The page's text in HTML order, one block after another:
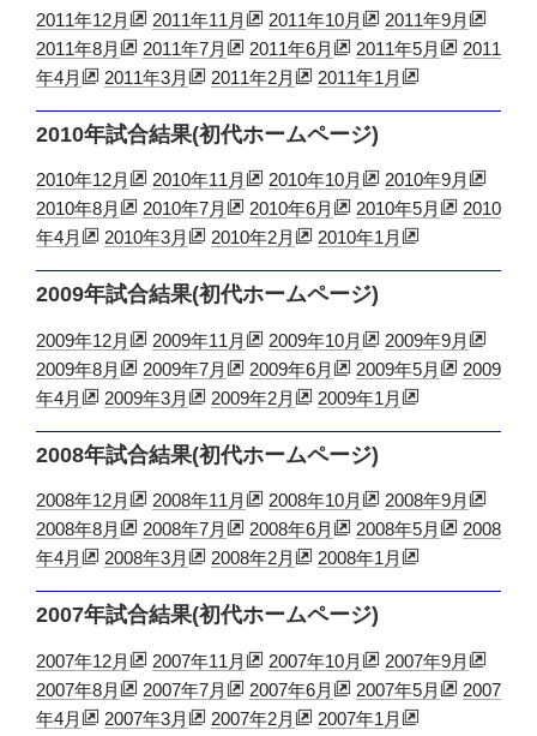
2011年12月 2011年11月 2011年10月
2011年9月
2011年8月
2011年7月 2011年6月 2011年5月
2011
年4月
2011年3月 2011年2月 2011年1月
2010年試合結果(初代ホームページ)
2010年12月 2010年11月 2010年10月
2010年9月
2010年8月
2010年7月 2010年6月 2010年5月
2010
年4月
2010年3月 2010年2月 2010年1月
2009年試合結果(初代ホームページ)
2009年12月 2009年11月 2009年10月
2009年9月
2009年8月
2009年7月 2009年6月 2009年5月
2009
年4月
2009年3月 2009年2月 2009年1月
2008年試合結果(初代ホームページ)
2008年12月 2008年11月 2008年10月
2008年9月
2008年8月
2008年7月 2008年6月 2008年5月
2008
年4月
2008年3月 2008年2月 2008年1月
2007年試合結果(初代ホームページ)
2007年12月 2007年11月 2007年10月
2007年9月
2007年8月
2007年7月 2007年6月 2007年5月
2007
年4月
2007年3月 2007年2月 2007年1月